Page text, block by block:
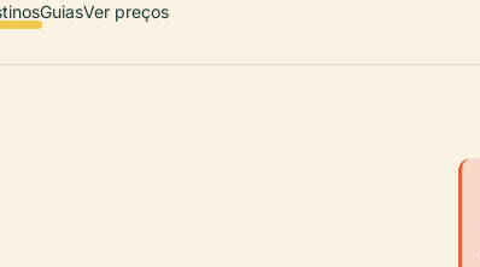
GuiasVer preços